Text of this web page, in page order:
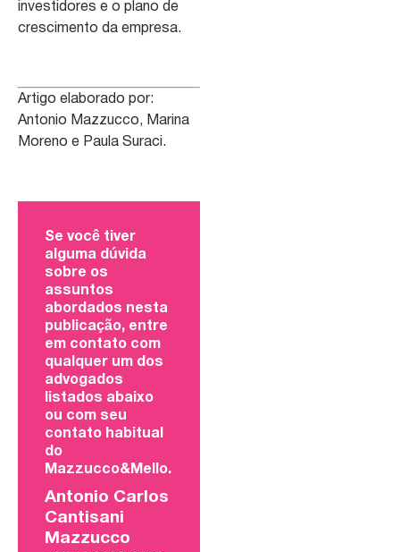
investidores e o plano de
crescimento da empresa.
Artigo elaborado por:
Antonio Mazzucco, Marina
Moreno e Paula Suraci.
Se você tiver
alguma dúvida
sobre os
assuntos
abordados nesta
publicação, entre
em contato com
qualquer um dos
advogados
listados abaixo
ou com seu
contato habitual
do
Mazzucco&Mello.
Antonio Carlos
Cantisani
Mazzucco